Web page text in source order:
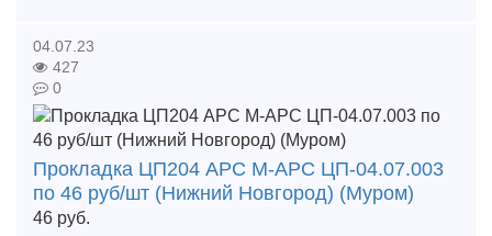
04.07.23
427
0
Прокладка ЦП204 АРС М-АРС ЦП-04.07.003
по 46 руб/шт (Нижний Новгород) (Муром)
46 руб.